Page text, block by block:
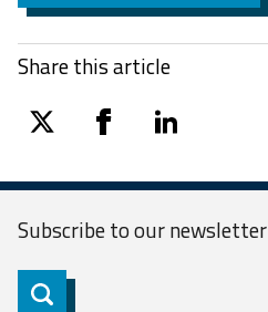
Share this article
twitter facebooklinkedin
Subscribe to ournewsletter
Subscribe